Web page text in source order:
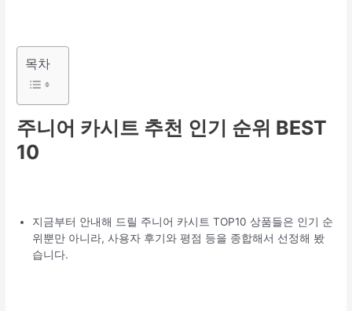
목차
주니어 카시트 추천 인기 순위 BEST
10
지금부터 안내해 드릴 주니어 카시트 TOP10 상품들은 인기 순
위뿐만 아니라, 사용자 후기와 평점 등을 종합해서 선정해 봤
습니다.